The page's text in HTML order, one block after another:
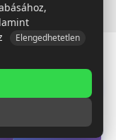
Elengedhetetlen